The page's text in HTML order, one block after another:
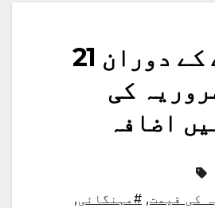
ایک ہفتے کے دوران 21
کی
اضافہ
کی قیمت, #مہنگائی,